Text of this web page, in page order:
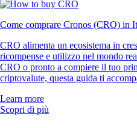
Come comprare Cronos (CRO) in
CRO alimenta un ecosistema in
ricompense e utilizzo nel mondo
CRO o pronto a compiere il tuo
criptovalute, questa guida ti
Learn more
Scopri di più